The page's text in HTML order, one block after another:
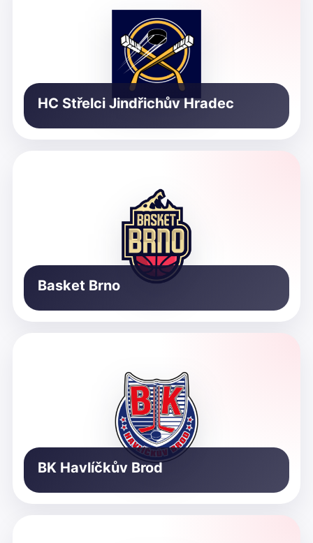
HC Střelci Jindřichův Hradec
Basket Brno
BK Havlíčkův Brod